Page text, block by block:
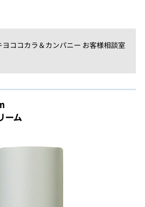
ココカラ＆カンパニー お客様相談室
ーム